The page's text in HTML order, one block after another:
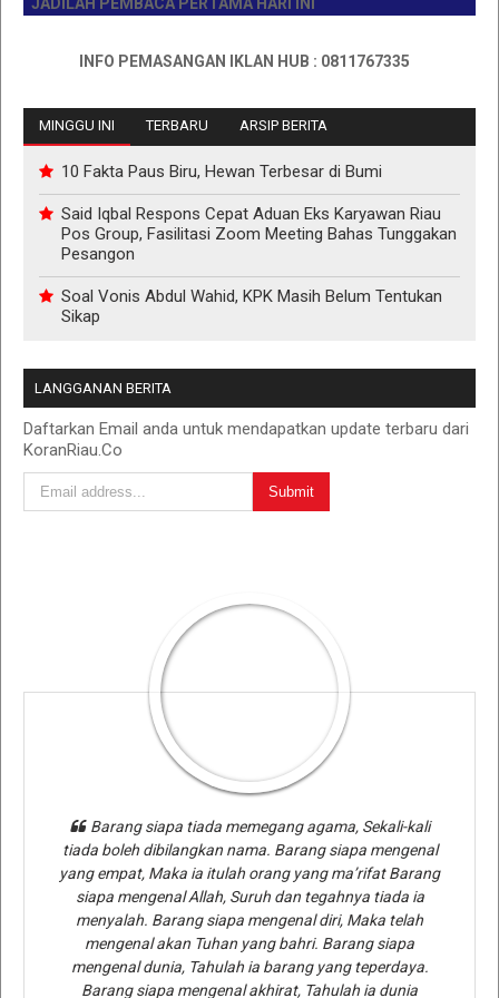
INFO PEMASANGAN IKLAN HUB : 0811767335
MINGGU INI TERBARU ARSIP BERITA
10 Fakta Paus Biru, Hewan Terbesar di Bumi
Said Iqbal Respons Cepat Aduan Eks Karyawan Riau
Pos Group, Fasilitasi Zoom Meeting Bahas Tunggakan
Pesangon
Soal Vonis Abdul Wahid, KPK Masih Belum Tentukan
Sikap
LANGGANAN BERITA
Daftarkan Email anda untuk mendapatkan update terbaru dari
KoranRiau.Co
Barang siapa tiada memegang agama, Sekali-kali
tiada boleh dibilangkan nama. Barang siapa mengenal
yang empat, Maka ia itulah orang yang ma’rifat Barang
siapa mengenal Allah, Suruh dan tegahnya tiada ia
menyalah. Barang siapa mengenal diri, Maka telah
mengenal akan Tuhan yang bahri. Barang siapa
mengenal dunia, Tahulah ia barang yang teperdaya.
Barang siapa mengenal akhirat, Tahulah ia dunia